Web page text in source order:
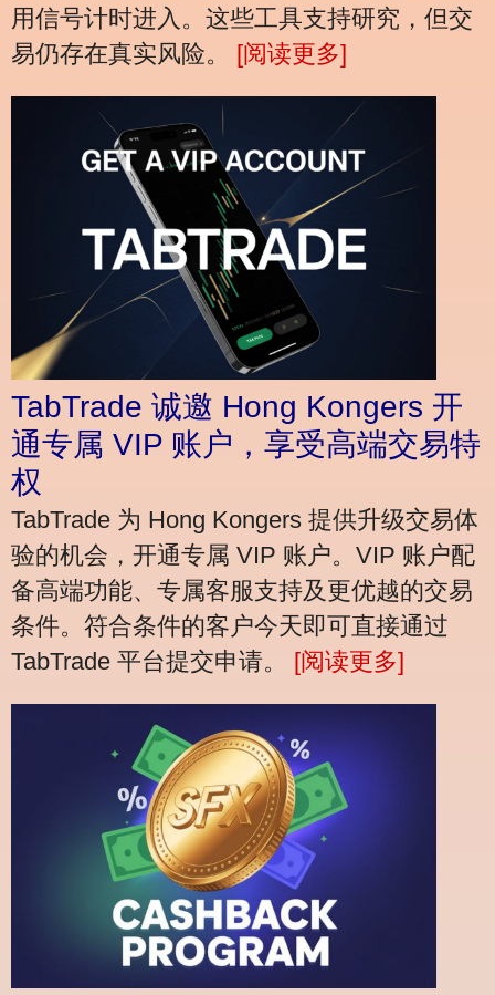
用信号计时进入。这些工具支持研究，但交
易仍存在真实风险。 [阅读更多]
TabTrade 诚邀 Hong Kongers 开
通专属 VIP 账户，享受高端交易特
权
TabTrade 为 Hong Kongers 提供升级交易体
验的机会，开通专属 VIP 账户。VIP 账户配
备高端功能、专属客服支持及更优越的交易
条件。符合条件的客户今天即可直接通过
TabTrade 平台提交申请。
[阅读更多]